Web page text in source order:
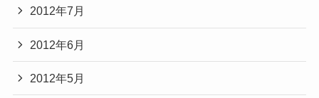
2012年7月
2012年6月
2012年5月